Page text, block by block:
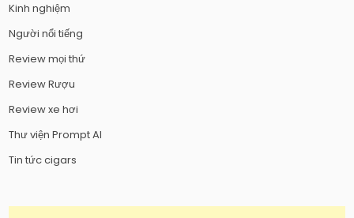
Kinh nghiệm
Người nổi tiếng
Review mọi thứ
Review Rượu
Review xe hơi
Thư viện Prompt AI
Tin tức cigars